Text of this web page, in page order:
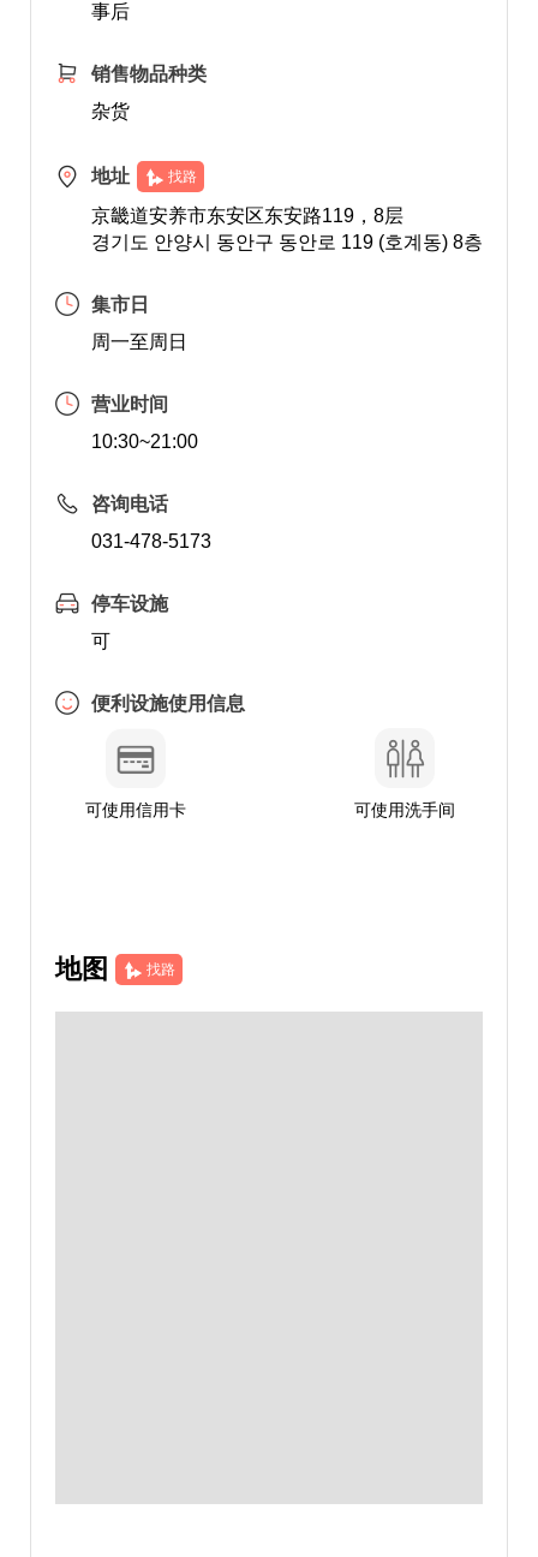
事后
销售物品种类
杂货
地址 找路
京畿道安养市东安区东安路119，8层
경기도 안양시 동안구 동안로 119 (호계동) 8층
集市日
周一至周日
营业时间
10:30~21:00
咨询电话
031-478-5173
停车设施
可
便利设施使用信息
可使用信用卡 可使用洗手间
地图 找路